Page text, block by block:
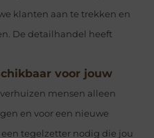
klanten aan te trekken en
De detailhandel heeft
voor jouw
mensen alleen
en voor een nieuwe
tegelzetter nodig die jou